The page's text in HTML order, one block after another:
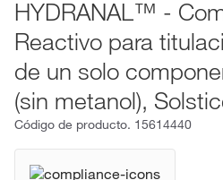
HYDRANAL™ -
Reactivo para
de un solo
(sin metanol),
Código de producto. 15614440